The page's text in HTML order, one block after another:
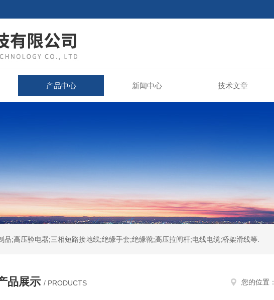
产品中心 新闻中心 技术文章
;高压验电器;三相短路接地线;绝缘手套;绝缘靴;高压拉闸杆;电线电缆;桥架滑线等.
品展示 / PRODUCTS 您的位置：